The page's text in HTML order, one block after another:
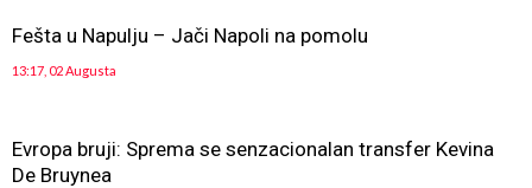
Fešta u Napulju – Jači Napoli na pomolu
13:17, 02 Augusta
Evropa bruji: Sprema se senzacionalan transfer Kevina
De Bruynea